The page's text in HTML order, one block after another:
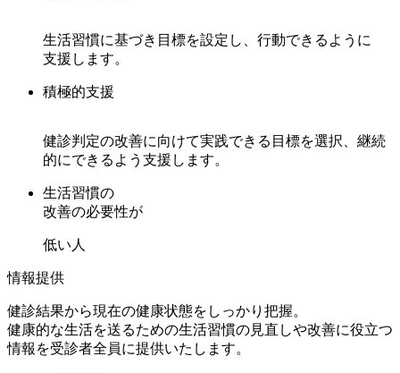
生活習慣に基づき目標を設定し、行動できるように
支援します。
積極的支援
健診判定の改善に向けて実践できる目標を選択、継続
的にできるよう支援します。
生活習慣の
改善の必要性が
低い人
情報提供
健診結果から現在の健康状態をしっかり把握。
健康的な生活を送るための生活習慣の見直しや改善に役立つ
情報を受診者全員に提供いたします。